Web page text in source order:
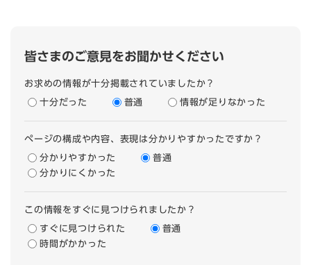
皆さまのご意見をお聞かせください
お求めの情報が十分掲載されていましたか？
十分だった 普通 情報が足りなかった
ページの構成や内容、表現は分かりやすかったですか？
分かりやすかった
普通
分かりにくかった
この情報をすぐに見つけられましたか？
すぐに見つけられた
普通
時間がかかった